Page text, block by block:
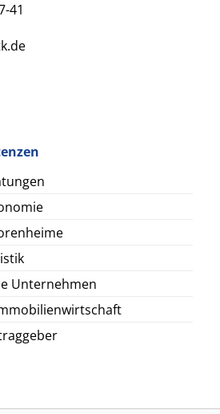
41
Unternehmen